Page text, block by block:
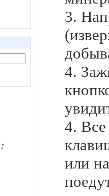
⤴
3.
4.
4.
или